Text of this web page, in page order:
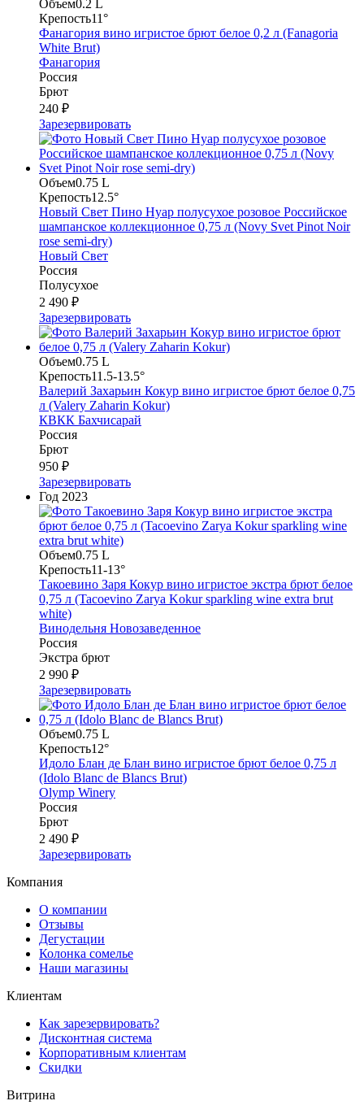
Объем0.2 L
Крепость11°
Фанагория вино игристое брют белое 0,2 л (Fanagoria
White Brut)
Фанагория
Россия
Брют
240 ₽
Зарезервировать
Объем0.75 L
Крепость12.5°
Новый Свет Пино Нуар полусухое розовое Российское
шампанское коллекционное 0,75 л (Novy Svet Pinot Noir
rose semi-dry)
Новый Свет
Россия
Полусухое
2 490 ₽
Зарезервировать
Объем0.75 L
Крепость11.5-13.5°
Валерий Захарьин Кокур вино игристое брют белое 0,75
л (Valery Zaharin Kokur)
КВКК Бахчисарай
Россия
Брют
950 ₽
Зарезервировать
Год 2023
Объем0.75 L
Крепость11-13°
Такоевино Заря Кокур вино игристое экстра брют белое
0,75 л (Tacoevino Zarya Kokur sparkling wine extra brut
white)
Винодельня Новозаведенное
Россия
Экстра брют
2 990 ₽
Зарезервировать
Объем0.75 L
Крепость12°
Идоло Блан де Блан вино игристое брют белое 0,75 л
(Idolo Blanc de Blancs Brut)
Olymp Winery
Россия
Брют
2 490 ₽
Зарезервировать
Компания
О компании
Отзывы
Дегустации
Колонка сомелье
Наши магазины
Клиентам
Как зарезервировать?
Дисконтная система
Корпоративным клиентам
Скидки
Витрина